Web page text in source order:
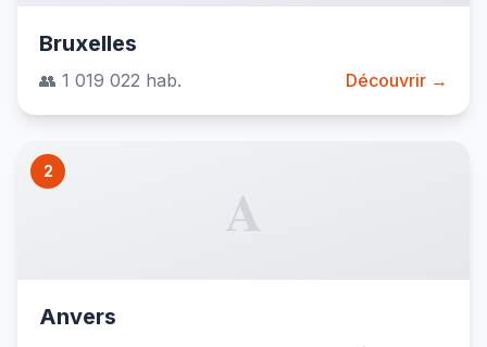
Bruxelles
👥 1 019 022 hab. Découvrir →
2
A
Anvers